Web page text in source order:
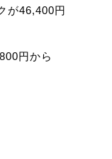
が46,400円
円から